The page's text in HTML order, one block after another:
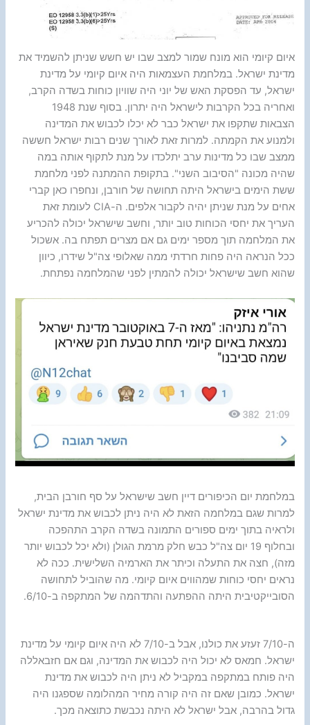
איום קיומי הוא מונח שמור למצב שבו יש חשש שניתן להשמיד את
מדינת ישראל. במלחמת העצמאות היה איום קיומי על מדינת
ישראל, עד הפסקת האש של יוני היה שוויון כוחות בשדה הקרב,
ואחריה בכל הקרבות לישראל היה יתרון. בסוף שנת 1948
הצבאות שתקפו את ישראל כבר לא יכלו לכבוש את המדינה
ולמנוע את הקמתה. למרות זאת לאורך שנים רבות ישראל חששה
ממצב שבו כל מדינות ערב יתלכדו על מנת לתקוף אותה במה
שהיה מכונה "הסיבוב השני". בתקופת ההמתנה לפני מלחמת
ששת הימים בישראל היתה תחושה של חורבן, ונחפרו כאן קברי
אחים על מנת שניתן יהיה לקבור אלפים. ה-CIA לעומת זאת
העריך את יחסי הכוחות טוב יותר, וחשב שישראל יכולה להכריע
את המלחמה תוך מספר ימים גם אם מצרים תפתח בה. אשכול
ככל הנראה היה פחות חרדתי ממה שאלופי צה"ל שידרו, כיוון
שהוא חשב שישראל יכולה להמתין לפני שהמלחמה נפתחת.
במלחמת יום הכיפורים דיין חשב שישראל על סף חורבן הבית,
למרות שגם במלחמה הזאת לא היה ניתן לכבוש את מדינת ישראל
ולראיה בתוך ימים ספורים התמונה בשדה הקרב התהפכה
ובחלוף 19 יום צה"ל כבש חלק מרמת הגולן (ולא יכל לכבוש יותר
מזה), חצה את התעלה וכיתר את הארמיה השלישית. ככה לא
נראים יחסי כוחות שמהווים איום קיומי. מה שהוביל לתחושה
הסובייקטיבית היתה ההפתעה והתדהמה של המתקפה ב-6/10.
ה-7/10 זעזע את כולנו, אבל ב-7/10 לא היה איום קיומי על מדינת
ישראל. חמאס לא יכול היה לכבוש את המדינה, וגם אם חזבאללה
היה פותח במתקפה במקביל לא ניתן היה לכבוש את מדינת
ישראל. כמובן שאם זה היה קורה מחיר המהלומה שספגנו היה
גדול בהרבה, אבל ישראל לא היתה נכבשת כתוצאה מכך.